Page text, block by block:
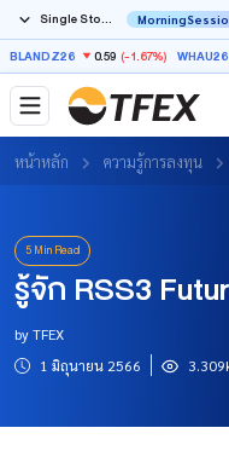
Single Stock Futures
BLANDZ26 0.59 (-1.67%) WHAU26
หน้าหลัก ความรู้การลงทุน
5 Min Read
รู้จัก RSS3
by TFEX
1 มิถุนายน 2566